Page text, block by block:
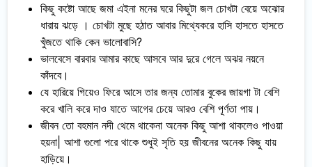
কিছু কষ্টো আছে জমা এইনা মনের ঘরে কিছুটা জল চোখটা বেয়ে অঝোর
ধারায় ঝড়ে । চোখটা মুছে হঠাত আবার মিথ্যেকরে হাসি হাসতে হাসতে
খুঁজতে থাকি কেন ভালোবাসি?
ভালবেসে বারবার আমার কাছে আসবে আর দুরে গেলে অঝর নয়নে
কাঁদবে।
যে হারিয়ে গিয়েও ফিরে আসে তার জন্য তোমার বুকের জায়গা টা বেশি
করে খালি করে দাও যাতে আগের চেয়ে আরও বেশি পূর্ণতা পায়।
জীবন তো বহমান নদী থেমে থাকেনা অনেক কিছু আশা থাকলেও পাওয়া
হয়না| আশা গুলো পরে থাকে শুধুই সৃতি হয় জীবনের অনেক কিছু যায়
হাড়িয়ে।